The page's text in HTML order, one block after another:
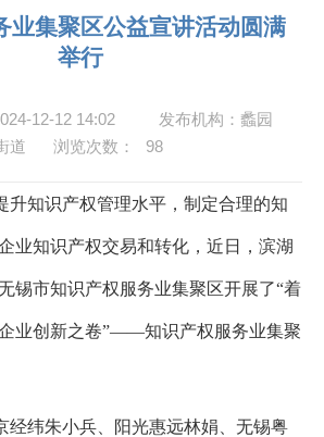
业集聚区公益宣讲活动圆满
举行
12-12 14:02
发布机构：蠡园
道
浏览次数： 98
升知识产权管理水平，制定合理的知
业知识产权交易和转化，近日，滨湖
锡市知识产权服务业集聚区开展了“着
业创新之卷”——知识产权服务业集聚
经纬朱小兵、阳光惠远林娟、无锡粤